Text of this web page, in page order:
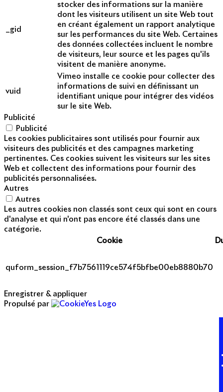
_gid
stocker des informations sur la manière
dont les visiteurs utilisent un site Web tout
en créant également un rapport analytique
sur les performances du site Web. Certaines
des données collectées incluent le nombre
de visiteurs, leur source et les pages qu'ils
visitent de manière anonyme.
vuid
Vimeo installe ce cookie pour collecter des
informations de suivi en définissant un
identifiant unique pour intégrer des vidéos
sur le site Web.
Publicité
Publicité
Les cookies publicitaires sont utilisés pour fournir aux
visiteurs des publicités et des campagnes marketing
pertinentes. Ces cookies suivent les visiteurs sur les sites
Web et collectent des informations pour fournir des
publicités personnalisées.
Autres
Autres
Les autres cookies non classés sont ceux qui sont en cours
d'analyse et qui n'ont pas encore été classés dans une
catégorie.
Cookie
quform_session_f7b7561119ce574f5bfbe00eb8880b70
Enregistrer & appliquer
Propulsé par